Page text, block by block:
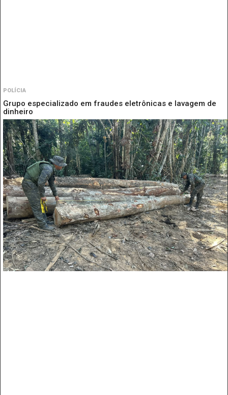
POLÍCIA
Grupo especializado em fraudes eletrônicas e lavagem de
dinheiro